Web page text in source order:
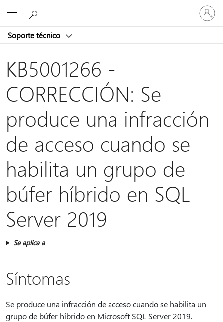
Soporte técnico
Iniciar
sesión
en
cuenta
KB5001266 -
CORRECCIÓN: Se
produce una infracción
de acceso cuando se
habilita un grupo de
búfer híbrido en SQL
Server 2019
Se aplica a
Síntomas
Se produce una infracción de acceso cuando se habilita un
grupo de búfer híbrido en Microsoft SQL Server 2019.